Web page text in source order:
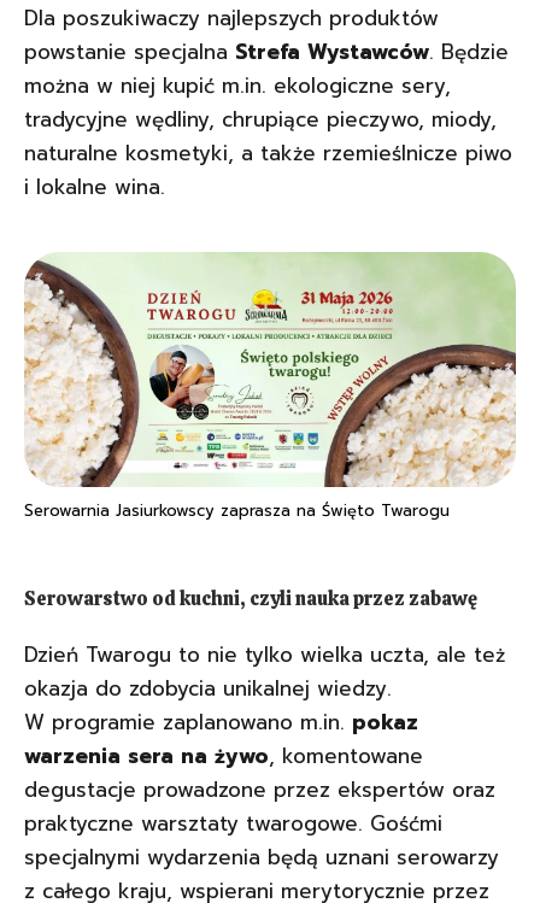
Dla poszukiwaczy najlepszych produktów
powstanie specjalna Strefa Wystawców. Będzie
można w niej kupić m.in. ekologiczne sery,
tradycyjne wędliny, chrupiące pieczywo, miody,
naturalne kosmetyki, a także rzemieślnicze piwo
i lokalne wina.
Serowarnia Jasiurkowscy zaprasza na Święto Twarogu
Serowarstwo od kuchni, czyli nauka przez zabawę
Dzień Twarogu to nie tylko wielka uczta, ale też
okazja do zdobycia unikalnej wiedzy.
W programie zaplanowano m.in. pokaz
warzenia sera na żywo, komentowane
degustacje prowadzone przez ekspertów oraz
praktyczne warsztaty twarogowe. Gośćmi
specjalnymi wydarzenia będą uznani serowarzy
z całego kraju, wspierani merytorycznie przez